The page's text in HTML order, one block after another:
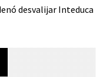
desvalijar Inteduca